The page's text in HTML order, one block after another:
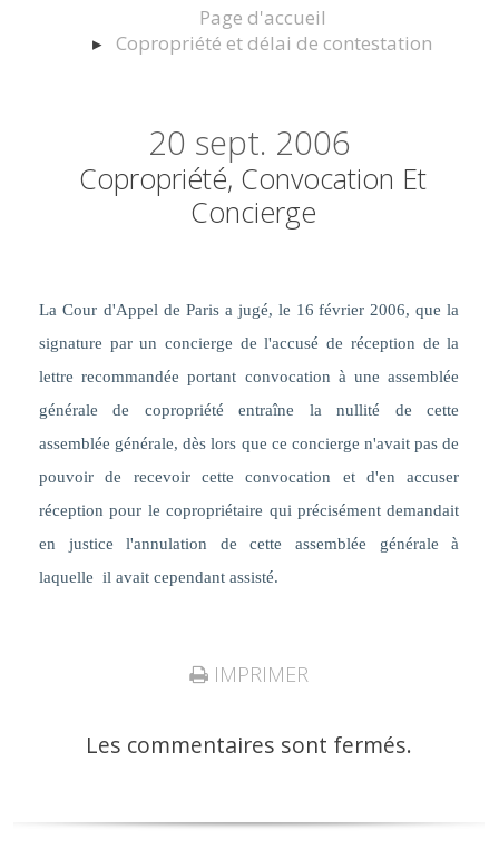
Page d'accueil
Copropriété et délai de contestation
20 sept. 2006
Copropriété, Convocation Et
Concierge
La Cour d'Appel de Paris a jugé, le 16 février 2006, que la
signature par un concierge de l'accusé de réception de la
lettre recommandée portant convocation à une assemblée
générale de copropriété entraîne la nullité de cette
assemblée générale, dès lors que ce concierge n'avait pas de
pouvoir de recevoir cette convocation et d'en accuser
réception pour le copropriétaire qui précisément demandait
en justice l'annulation de cette assemblée générale à
laquelle il avait cependant assisté.
IMPRIMER
Les commentaires sont fermés.